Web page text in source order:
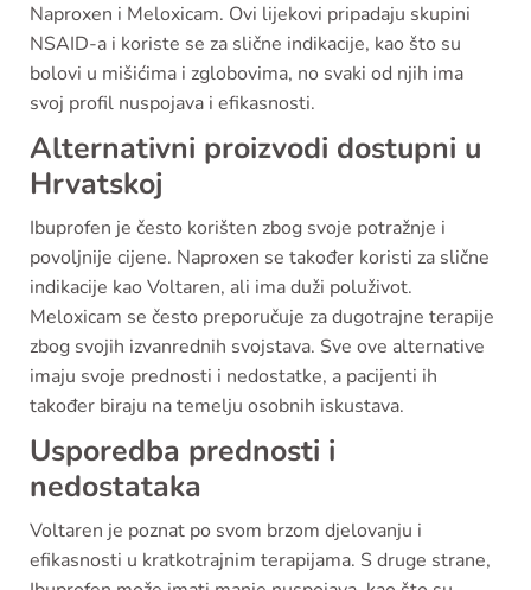
Naproxen i Meloxicam. Ovi lijekovi pripadaju skupini
NSAID-a i koriste se za slične indikacije, kao što su
bolovi u mišićima i zglobovima, no svaki od njih ima
svoj profil nuspojava i efikasnosti.
Alternativni proizvodi dostupni u
Hrvatskoj
Ibuprofen je često korišten zbog svoje potražnje i
povoljnije cijene. Naproxen se također koristi za slične
indikacije kao Voltaren, ali ima duži poluživot.
Meloxicam se često preporučuje za dugotrajne terapije
zbog svojih izvanrednih svojstava. Sve ove alternative
imaju svoje prednosti i nedostatke, a pacijenti ih
također biraju na temelju osobnih iskustava.
Usporedba prednosti i
nedostataka
Voltaren je poznat po svom brzom djelovanju i
efikasnosti u kratkotrajnim terapijama. S druge strane,